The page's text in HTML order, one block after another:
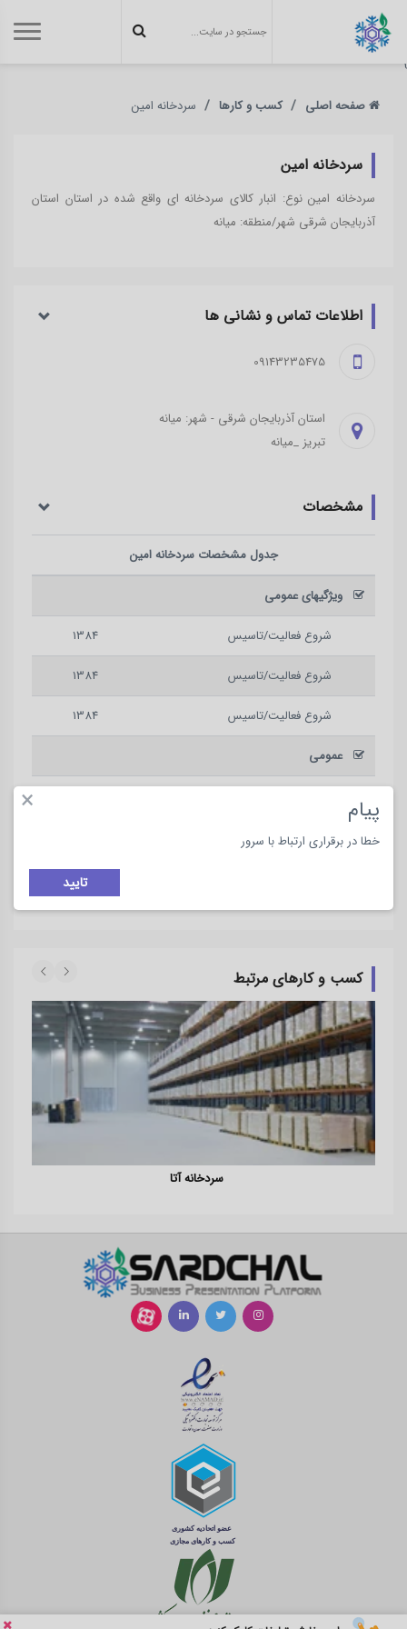
}
صفحه اصلی کسب و کارها سردخانه امین
سردخانه امین
سردخانه امین نوع: انبار کالای سردخانه ای واقع شده در استان استان
آذربایجان شرقی شهر/منطقه: میانه
اطلاعات تماس و نشانی ‌ها
09143235475
استان آذربایجان شرقی - شهر: میانه
تبریز _میانه
مشخصات
جدول مشخصاتسردخانه امین
ویژگیهای عمومی
شروع فعالیت/تاسیس 1384
شروع فعالیت/تاسیس 1384
شروع فعالیت/تاسیس 1384
عمومی
کسب و کارهای مرتبط
سردخانه آتا
× پیام
خطا در برقراری ارتباط با سرور
تایید